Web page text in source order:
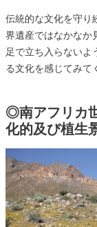
伝統的な文化を守り
界遺産ではなかなか
足で立ち入らないよ
る文化を感じてみて
◎南アフリカ
化的及び植生